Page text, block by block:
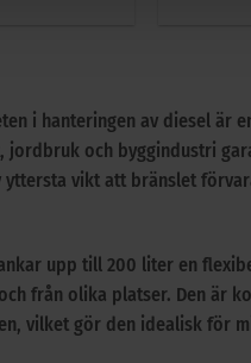
i hanteringen av diesel är
och byggindustri
vikt att bränslet
upp till 200 liter en
från olika platser. Den är
vilket gör den idealisk för